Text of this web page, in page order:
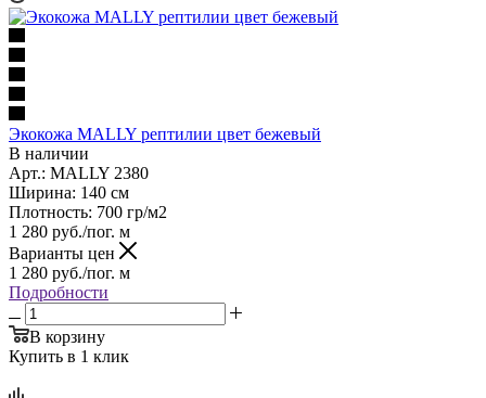
Экокожа MALLY рептилии цвет бежевый
В наличии
Арт.: MALLY 2380
Ширина: 140 см
Плотность: 700 гр/м2
1 280 руб./пог. м
Варианты цен
1 280 руб./пог. м
Подробности
В корзину
Купить в 1 клик